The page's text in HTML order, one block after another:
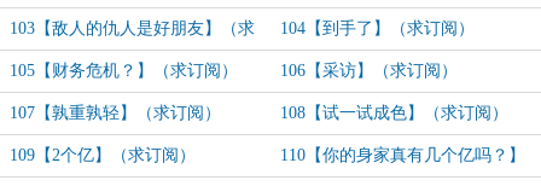
103【敌人的仇人是好朋友】（求
订阅）
104【到手了】（求订阅）
105【财务危机？】（求订阅） 106【采访】（求订阅）
107【孰重孰轻】（求订阅） 108【试一试成色】（求订阅）
109【2个亿】（求订阅） 110【你的身家真有几个亿吗？】